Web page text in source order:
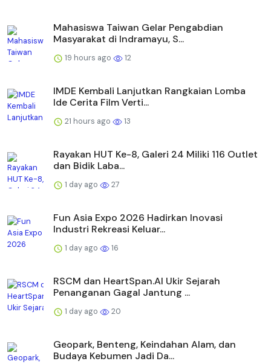
Mahasiswa Taiwan Gelar Pengabdian
Masyarakat di Indramayu, S...
19 hours ago 12
IMDE Kembali Lanjutkan Rangkaian Lomba
Ide Cerita Film Verti...
21 hours ago 13
Rayakan HUT Ke-8, Galeri 24 Miliki 116 Outlet
dan Bidik Laba...
1 day ago 27
Fun Asia Expo 2026 Hadirkan Inovasi
Industri Rekreasi Keluar...
1 day ago 16
RSCM dan HeartSpan.AI Ukir Sejarah
Penanganan Gagal Jantung ...
1 day ago 20
Geopark, Benteng, Keindahan Alam, dan
Budaya Kebumen Jadi Da...